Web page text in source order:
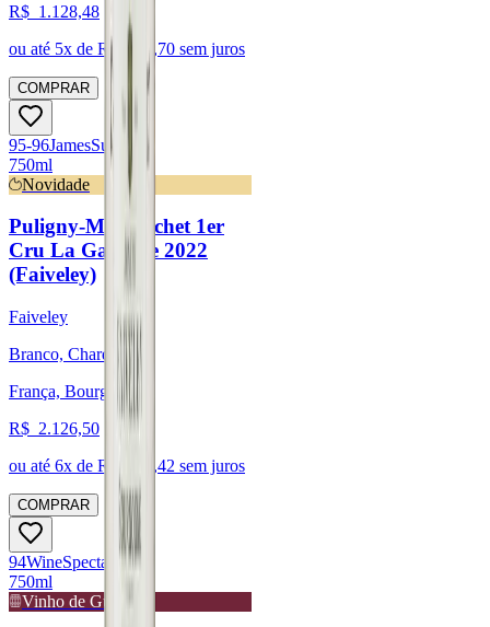
R$ 1.128,48
ou até 5x de R$ 225,70 sem juros
COMPRAR
95-96JamesSuckling
750ml
Novidade
Puligny-Montrachet 1er
Cru La Garenne 2022
(Faiveley)
Faiveley
Branco, Chardonnay
França, Bourgogne
R$ 2.126,50
ou até 6x de R$ 354,42 sem juros
COMPRAR
94WineSpectator
750ml
Vinho de Guarda